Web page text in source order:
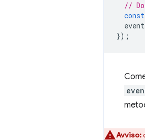
//
const
event
});
Avviso: